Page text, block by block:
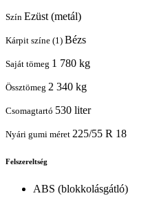
Szín Ezüst (metál)
Kárpit színe (1) Bézs
Saját tömeg 1 780 kg
Össztömeg 2 340 kg
Csomagtartó 530 liter
Nyári gumi méret 225/55 R 18
Felszereltség
ABS (blokkolásgátló)